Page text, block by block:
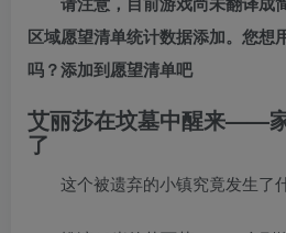
区域愿望清单统计数据添加。您想
吗？添加到愿望清单吧
艾丽莎在坟墓中醒来——
了
这个被遗弃的小镇究竟发生了